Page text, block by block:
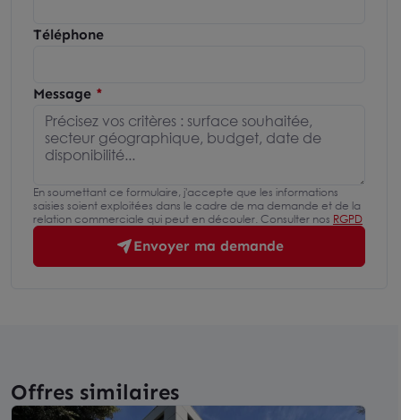
Téléphone
Message
En soumettant ce formulaire, j'accepte que les informations
saisies soient exploitées dans le cadre de ma demande et de la
relation commerciale qui peut en découler. Consulter nos RGPD
Envoyer ma demande
Offres similaires